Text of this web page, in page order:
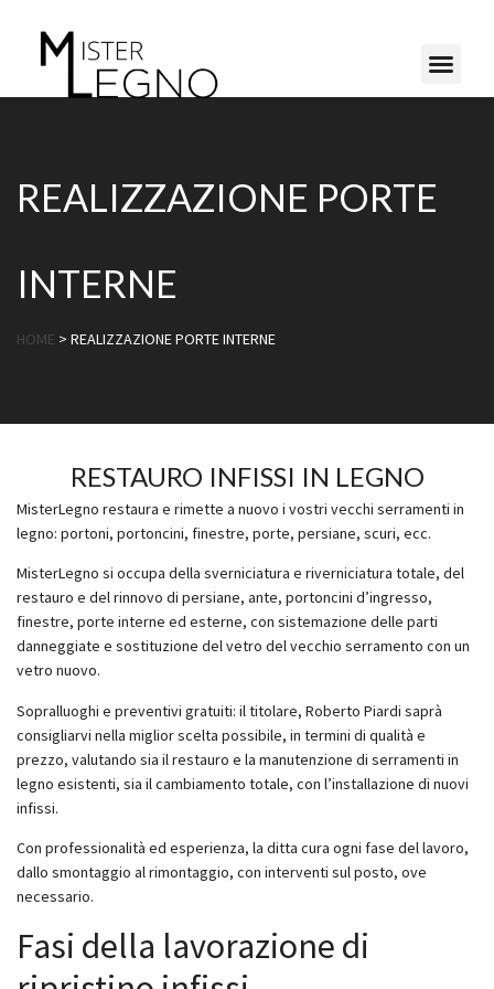
REALIZZAZIONE PORTE
INTERNE
HOME > REALIZZAZIONE PORTE INTERNE
RESTAURO INFISSI IN LEGNO
MisterLegno restaura e rimette a nuovo i vostri vecchi serramenti in
legno: portoni, portoncini, finestre, porte, persiane, scuri, ecc.
MisterLegno si occupa della sverniciatura e riverniciatura totale, del
restauro e del rinnovo di persiane, ante, portoncini d’ingresso,
finestre, porte interne ed esterne, con sistemazione delle parti
danneggiate e sostituzione del vetro del vecchio serramento con un
vetro nuovo.
Sopralluoghi e preventivi gratuiti: il titolare, Roberto Piardi saprà
consigliarvi nella miglior scelta possibile, in termini di qualità e
prezzo, valutando sia il restauro e la manutenzione di serramenti in
legno esistenti, sia il cambiamento totale, con l’installazione di nuovi
infissi.
Con professionalità ed esperienza, la ditta cura ogni fase del lavoro,
dallo smontaggio al rimontaggio, con interventi sul posto, ove
necessario.
Fasi della lavorazione di